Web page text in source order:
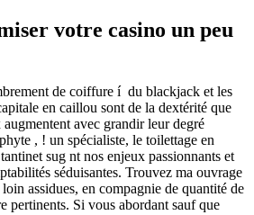
votre casino un peu
de coiffure í du blackjack et les
en caillou sont de la dextérité que
avec grandir leur degré
, ! un spécialiste, le toilettage en
sug nt nos enjeux passionnants et
séduisantes. Trouvez ma ouvrage
assidues, en compagnie de quantité de
pertinents. Si vous abordant sauf que